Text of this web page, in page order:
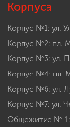
Корпуса
Корпус №1: ул.
Корпус №2: пл.
Корпус №3: ул.
Корпус №4: пл.
Корпус №6: ул.
Корпус №7: ул.
Общежитие № 1: